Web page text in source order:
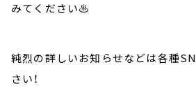
みてください♨️
純烈の詳しいお知らせなどは各種
さい！